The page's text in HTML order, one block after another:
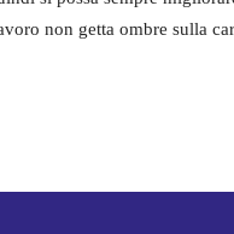
non getta ombre sulla